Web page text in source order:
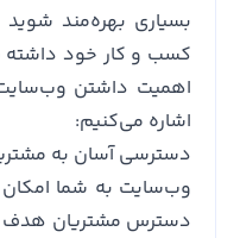
بسیاری بهره‌مند
کسب و کار خود داشته
اهمیت داشتن
اشاره می‌کنیم:
دسترسی آسان به
وب‌سایت به شما
دسترس مشتریان هدف